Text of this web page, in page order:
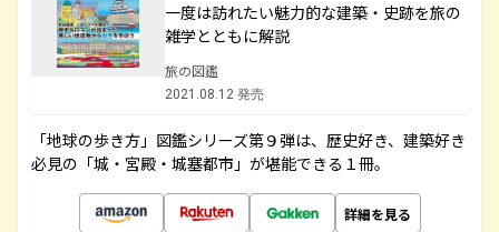
一度は訪れたい魅力的な建築・史跡を旅の
雑学とともに解説
旅の図鑑
2021.08.12 発売
「地球の歩き方」図鑑シリーズ第９弾は、歴史好き、建築好き
必見の「城・宮殿・城塞都市」が堪能できる１冊。
詳細を見る